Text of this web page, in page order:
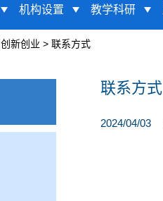
机构设置 教学科研
创新创业 > 联系方式
联系方式
2024/04/03